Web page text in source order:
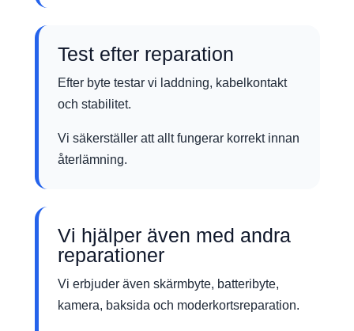
Test efter reparation
Efter byte testar vi laddning, kabelkontakt
och stabilitet.
Vi säkerställer att allt fungerar korrekt innan
återlämning.
Vi hjälper även med andra
reparationer
Vi erbjuder även skärmbyte, batteribyte,
kamera, baksida och moderkortsreparation.